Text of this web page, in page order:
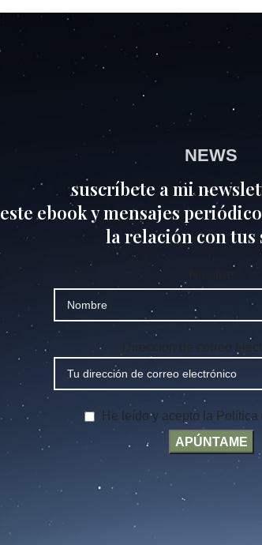
NEWS
suscríbete a mi
este ebook y mensajes
la relación con tus
Dirección de correo
He leído y acepto la Política